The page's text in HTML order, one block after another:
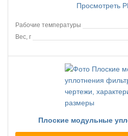
Просмотреть
Рабочие температуры
Вес, г
Плоские модульные